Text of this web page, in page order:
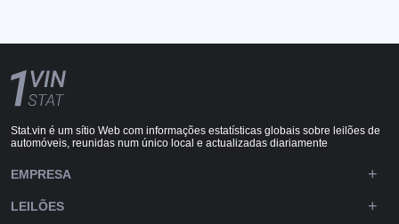
Stat.vin é um sítio Web com informações estatísticas globais sobre leilões de
automóveis, reunidas num único local e actualizadas diariamente
EMPRESA
LEILÕES